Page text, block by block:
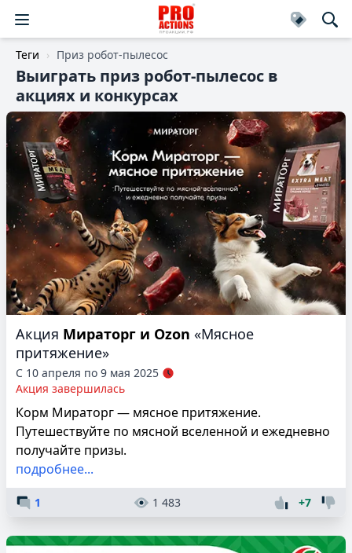
Теги Приз робот-пылесос
Выиграть приз робот-пылесос в
акциях и конкурсах
Акция Мираторг и Ozon «Мясное
притяжение»
С 10 апреля по 9 мая 2025
Акция завершилась
Корм Мираторг — мясное притяжение.
Путешествуйте по мясной вселенной и ежедневно
получайте призы.
подробнее...
1 1 483 +7